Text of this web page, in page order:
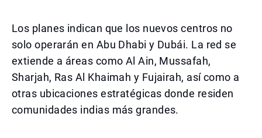
Los planes indican que los nuevos centros no
solo operarán en Abu Dhabi y Dubái. La red se
extiende a áreas como Al Ain, Mussafah,
Sharjah, Ras Al Khaimah y Fujairah, así como a
otras ubicaciones estratégicas donde residen
comunidades indias más grandes.